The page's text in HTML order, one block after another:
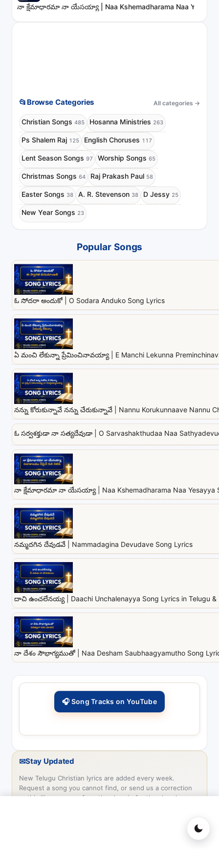
నా క్షేమాధారమా నా యేసయ్యా | Naa Kshemadharama Naa Yesayya
📂 Browse Categories All categories →
Christian Songs 485 Hosanna Ministries 263
Ps Shalem Raj 125 English Choruses 117
Lent Season Songs 97 Worship Songs 65
Christmas Songs 64 Raj Prakash Paul 58
Easter Songs 38 A. R. Stevenson 38 D Jessy 25
New Year Songs 23
Popular Songs
ఓ సోదరా అందుకో | O Sodara Anduko Song Lyrics
ఏ మంచి లేకున్నా ప్రేమించినావయ్యా | E Manchi Lekunna
నన్ను కోరుకున్నావే నన్ను చేరుకున్నావే | Nannu Korukunnaave Nannu
ఓ సర్వశక్తుడా నా సత్యదేవుడా | O Sarvashakthudaa Naa
నా క్షేమాధారమా నా యేసయ్యా | Naa Kshemadharama Naa Yesayya
నమ్మదగిన దేవుడవే | Nammadagina Devudave Song Lyrics
దాచి ఉంచలేనయ్య | Daachi Unchalenayya Song Lyrics in Telugu &
నా దేశం సౌభాగ్యముతో | Naa Desham Saubhaagyamutho Song
🎧 Song Tracks on YouTube
✉Stay Updated
New Telugu Christian lyrics are added every week.
Request a song you cannot find, or send us a correction
— this library grows from the church, for the church.